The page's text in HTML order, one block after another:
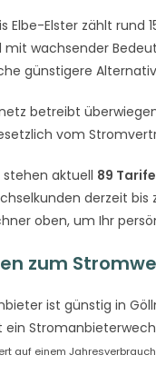
Elbe-Elster zählt rund
wachsender
günstigere
betreibt
vom
stehen aktuell 89 Tarife
derzeit bis
oben, um Ihr
zum
ist günstig in
ein
auf einem